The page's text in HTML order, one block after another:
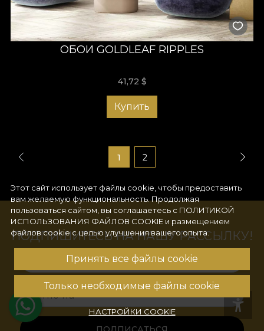
ОБОИ GOLDLEAF RIPPLES
41,72 $
Купить
1 2
Этот сайт использует файлы cookie, чтобы предоставить
вам желаемую функциональность. Продолжая
пользоваться сайтом, вы соглашаетесь с ПОЛИТИКОЙ
ИСПОЛЬЗОВАНИЯ ФАЙЛОВ COOKIE и размещением
файлов cookie с целью улучшения вашего опыта.
Принять все файлы cookie
Только необходимые файлы cookie
НАСТРОЙКИ COOKIE
ПОДПИШИТЕСЬ НА НАШУ РАССЫЛКУ!
Ваше имя
Эл. почта